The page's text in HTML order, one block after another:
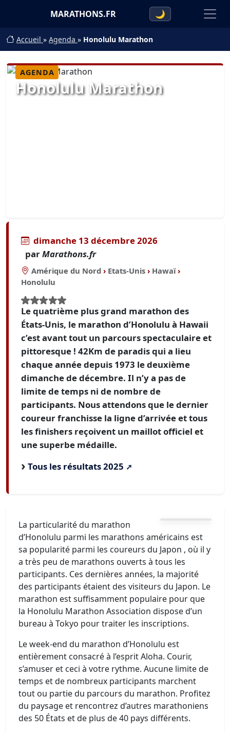
MARATHONS.FR 🌙
Accueil » Agenda » Honolulu Marathon
AGENDA
Honolulu Marathon
dimanche 13 décembre 2026
parMarathons.fr
Amérique du Nord › Etats-Unis › Hawaï ›
Honolulu
Le quatrième plus grand marathon des
États-Unis, le marathon d’Honolulu à Hawaii
c’est avant tout un parcours spectaculaire et
pittoresque ! 42Km de paradis qui a lieu
chaque année depuis 1973 le deuxième
dimanche de décembre. Il n’y a pas de
limite de temps ni de nombre de
participants. Nous attendons que le dernier
coureur franchisse la ligne d’arrivée et tous
les finishers reçoivent un maillot officiel et
une superbe médaille.
Tous les résultats 2025
La particularité du marathon
d’Honolulu parmi les marathons américains est
sa popularité parmi les coureurs du Japon , où il y
a très peu de marathons ouverts à tous les
participants. Ces dernières années, la majorité
des participants étaient des visiteurs du Japon. Le
marathon est suffisamment populaire pour que
la Honolulu Marathon Association dispose d’un
bureau à Tokyo pour traiter les inscriptions.
Le week-end du marathon d’Honolulu est
entièrement consacré à l’esprit Aloha. Courir,
s’amuser et ceci à votre rythme. Aucune limite de
temps et de nombreux participants marchent
tout ou partie du parcours du marathon. Profitez
du paysage et rencontrez d’autres marathoniens
des 50 États et de plus de 40 pays différents.